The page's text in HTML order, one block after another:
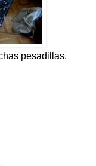
pesadillas.